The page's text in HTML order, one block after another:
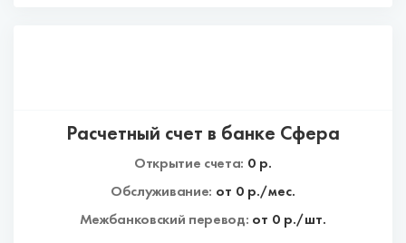
Расчетный счет в банке Сфера
Открытие счета: 0 р.
Обслуживание: от 0р./мес.
Межбанковский перевод: от 0 р./шт.